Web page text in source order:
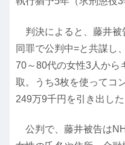
判決によると、藤井被
同罪で公判中=と共謀し
70～80代の女性3人から
取。うち3枚を使ってコ
249万9千円を引き出した
公判で、藤井被告は